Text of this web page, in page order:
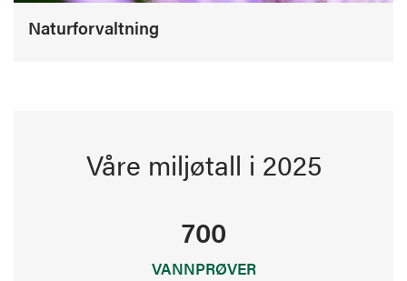
Naturforvaltning
Våre miljøtall i 2025
700
VANNPRØVER